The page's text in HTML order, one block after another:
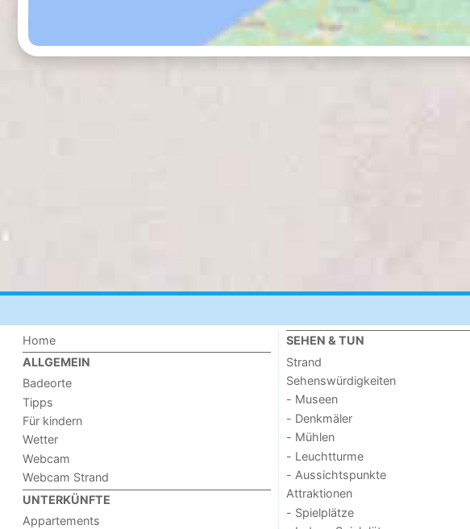
Home
ALLGEMEIN
Badeorte
Tipps
Für kindern
Wetter
Webcam
Webcam Strand
UNTERKÜNFTE
Appartements
SEHEN & TUN
Strand
Sehenswürdigkeiten
- Museen
- Denkmäler
- Mühlen
- Leuchtturme
- Aussichtspunkte
Attraktionen
- Spielplätze